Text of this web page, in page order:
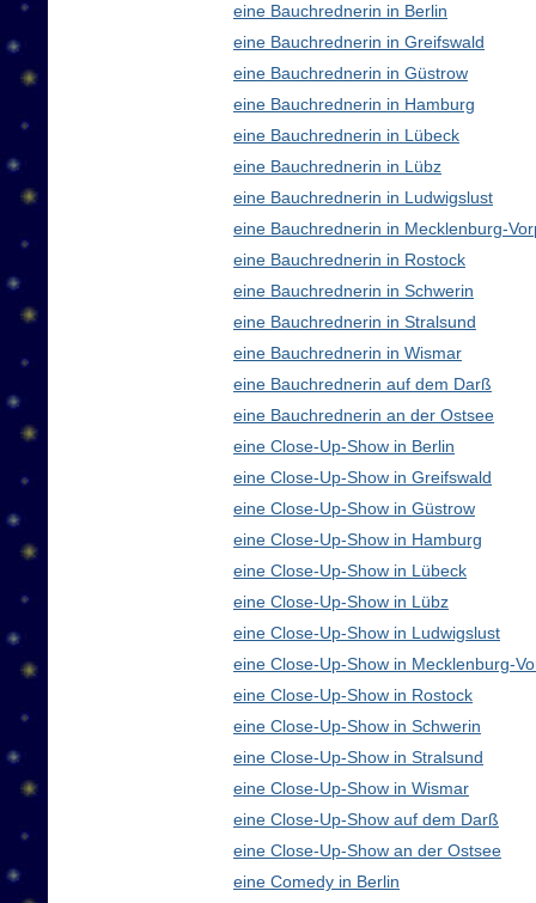
eine Bauchrednerin in Berlin
eine Bauchrednerin in Greifswald
eine Bauchrednerin in Güstrow
eine Bauchrednerin in Hamburg
eine Bauchrednerin in Lübeck
eine Bauchrednerin in Lübz
eine Bauchrednerin in Ludwigslust
eine Bauchrednerin in Mecklenburg-
eine Bauchrednerin in Rostock
eine Bauchrednerin in Schwerin
eine Bauchrednerin in Stralsund
eine Bauchrednerin in Wismar
eine Bauchrednerin auf dem Darß
eine Bauchrednerin an der Ostsee
eine Close-Up-Show in Berlin
eine Close-Up-Show in Greifswald
eine Close-Up-Show in Güstrow
eine Close-Up-Show in Hamburg
eine Close-Up-Show in Lübeck
eine Close-Up-Show in Lübz
eine Close-Up-Show in Ludwigslust
eine Close-Up-Show in Mecklenburg-
eine Close-Up-Show in Rostock
eine Close-Up-Show in Schwerin
eine Close-Up-Show in Stralsund
eine Close-Up-Show in Wismar
eine Close-Up-Show auf dem Darß
eine Close-Up-Show an der Ostsee
eine Comedy in Berlin